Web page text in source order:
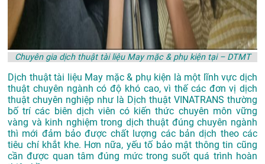
Chuyên gia dịch thuật tài liệu May mặc & phụ kiện tại – DTMT
Dịch thuật tài liệu May mặc & phụ kiện là một lĩnh vực dịch
thuật chuyên ngành có độ khó cao, vì thế các đơn vị dịch
thuật chuyên nghiệp như là Dịch thuật VINATRANS thường
bố trí các biên dịch viên có kiến thức chuyên môn vững
vàng và kinh nghiệm trong dịch thuật đúng chuyên ngành
thì mới đảm bảo được chất lượng các bản dịch theo các
tiêu chí khắt khe. Hơn nữa, yếu tố bảo mật thông tin cũng
cần được quan tâm đúng mức trong suốt quá trình hoàn